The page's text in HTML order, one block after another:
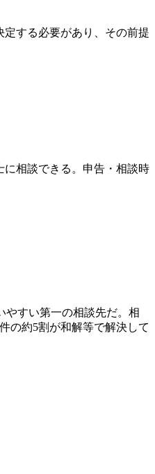
する必要があり、その前提
相談できる。申告・相談時
やすい第一の相談先だ。相
の約5割が和解等で解決して